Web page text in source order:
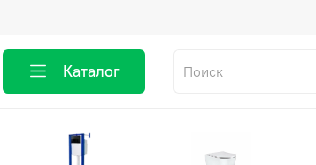
Каталог